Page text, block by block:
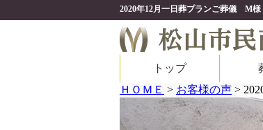
2020年12月一日葬プランご葬儀 M様
トップ
ＨＯＭＥ > お客様の声 >